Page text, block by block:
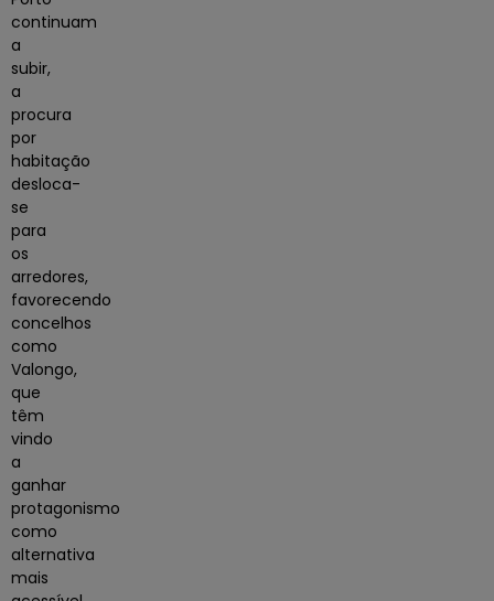
continuam
a
subir,
a
procura
por
habitação
desloca-
se
para
os
arredores,
favorecendo
concelhos
como
Valongo,
que
têm
vindo
a
ganhar
protagonismo
como
alternativa
mais